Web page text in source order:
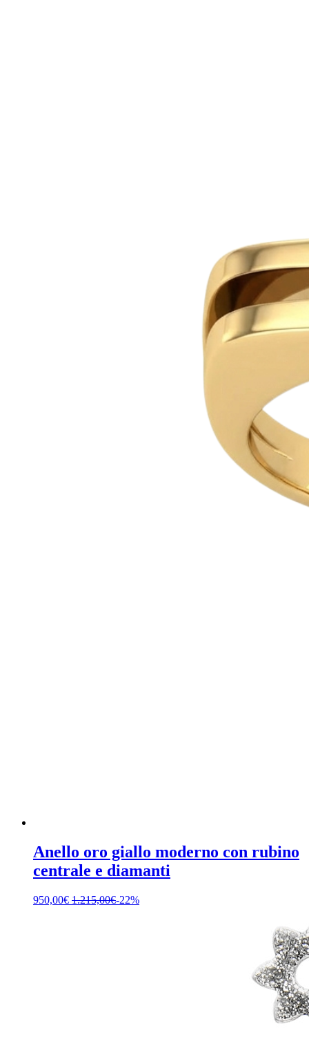
Anello oro giallo moderno con rubino
centrale e diamanti
950,00€ 1.215,00€-22%